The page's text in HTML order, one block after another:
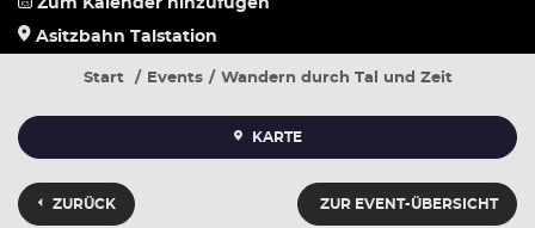
Zum Kalender hinzufügen
Asitzbahn Talstation
Start Events Wandern durch Tal und Zeit
KARTE
ZURÜCK ZUR EVENT-ÜBERSICHT